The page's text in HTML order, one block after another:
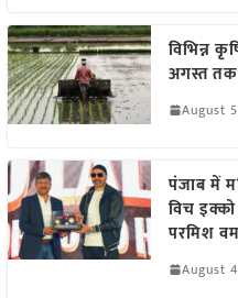
विभिन्न
अगस्त तक
August
पंजाब में
विच
परमिश
August